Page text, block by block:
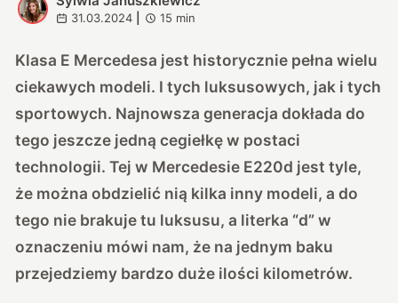
S
31.03.2024 15 min
Klasa E Mercedesa jest historycznie pełna wielu
ciekawych modeli. I tych luksusowych, jak i tych
sportowych. Najnowsza generacja dokłada do
tego jeszcze jedną cegiełkę w postaci
technologii. Tej w Mercedesie E220d jest tyle,
że można obdzielić nią kilka inny modeli, a do
tego nie brakuje tu luksusu, a literka “d” w
oznaczeniu mówi nam, że na jednym baku
przejedziemy bardzo duże ilości kilometrów.